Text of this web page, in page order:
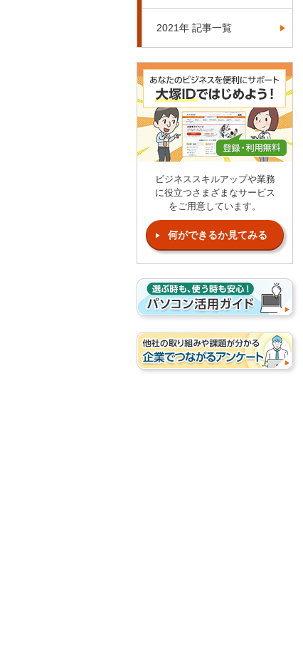
2021年 記事一覧
ビジネススキルアップや業務
に役立つさまざまなサービス
をご用意しています。
何ができるか見てみる